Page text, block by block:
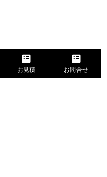
お見積 お問合せ